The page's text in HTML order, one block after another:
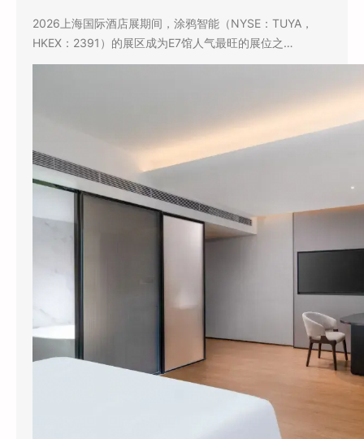
2026上海国际酒店展期间，涂鸦智能（NYSE：TUYA，
HKEX：2391）的展区成为E7馆人气最旺的展位之…